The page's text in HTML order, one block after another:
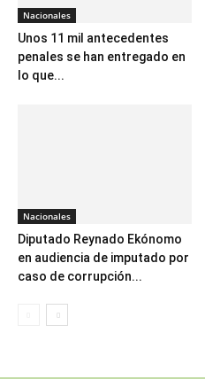
Nacionales
Unos 11 mil antecedentes
penales se han entregado en
lo que...
Nacionales
Diputado Reynado Ekónomo
en audiencia de imputado por
caso de corrupción...